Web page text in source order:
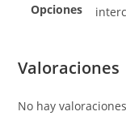
Opciones
Valoraciones
No hay